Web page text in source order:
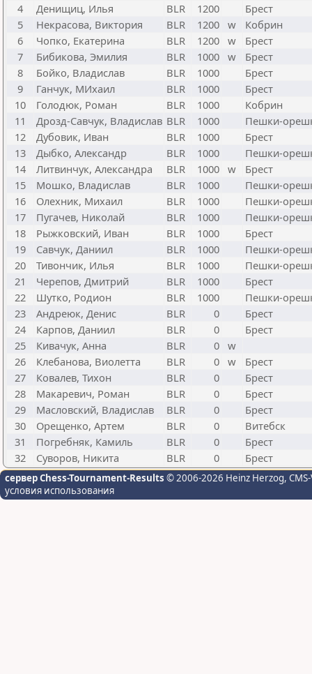
4
Денищиц, Илья BLR 1200
Брест
5
Некрасова, Виктория BLR 1200 w
Кобрин
6
Чопко, Екатерина BLR 1200 w
Брест
7
Бибикова, Эмилия BLR 1000 w
Брест
8
Бойко, Владислав BLR 1000
Брест
9
Ганчук, МИхаил BLR 1000
Брест
10
Голодюк, Роман BLR 1000
Кобрин
11
Дрозд-Савчук, Владислав BLR 1000
Пешки-
12
Дубовик, Иван BLR 1000
Брест
13
Дыбко, Александр BLR 1000
Пешки-
14
Литвинчук, Александра BLR 1000 w
Брест
15
Мошко, Владислав BLR 1000
Пешки-
16
Олехник, Михаил BLR 1000
Пешки-
17
Пугачев, Николай BLR 1000
Пешки-
18
Рыжковский, Иван BLR 1000
Брест
19
Савчук, Даниил BLR 1000
Пешки-
20
Тивончик, Илья BLR 1000
Пешки-
21
Черепов, Дмитрий BLR 1000
Брест
22
Шутко, Родион BLR 1000
Пешки-
23
Андреюк, Денис BLR 0
Брест
24
Карпов, Даниил BLR 0
Брест
25
Кивачук, Анна BLR 0
w
26
Клебанова, Виолетта BLR 0 w
Брест
27
Ковалев, Тихон BLR 0
Брест
28
Макаревич, Роман BLR 0
Брест
29
Масловский, Владислав BLR 0
Брест
30
Орещенко, Артем BLR 0
Витебск
31
Погребняк, Камиль BLR 0
Брест
32
Суворов, Никита BLR 0 Брест
сервер Chess-Tournament-Results © 2006-2026 Heinz Herzog,
условия использования